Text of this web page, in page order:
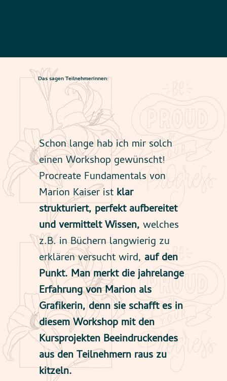
Das sagen Teilnehmerinnen:
Schon lange hab ich mir solch
einen Workshop gewünscht!
Procreate Fundamentals von
Marion Kaiser ist klar
strukturiert, perfekt aufbereitet
und vermittelt Wissen, welches
z.B. in Büchern langwierig zu
erklären versucht wird, auf den
Punkt. Man merkt die jahrelange
Erfahrung von Marion als
Grafikerin, denn sie schafft es in
diesem Workshop mit den
Kursprojekten Beeindruckendes
aus den Teilnehmern raus zu
kitzeln.